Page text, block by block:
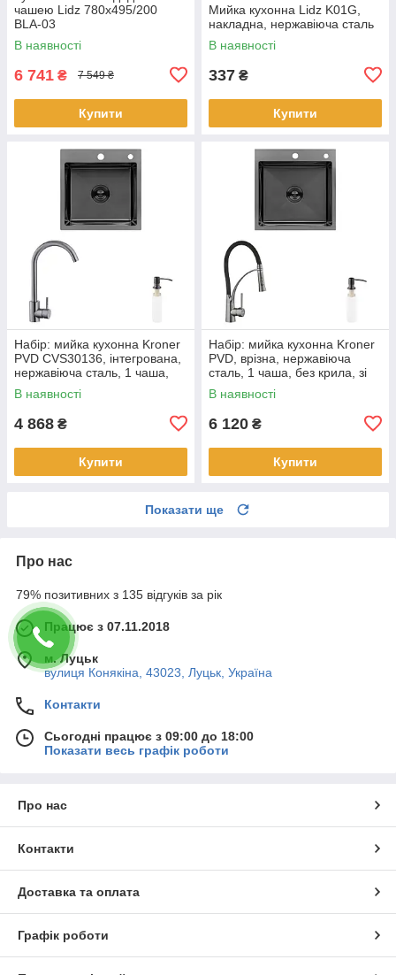
чашею Lidz 780x495/200
BLA-03
В наявності
6 741 ₴ 7 549 ₴
Купити
Мийка кухонна Lidz K01G,
накладна, нержавіюча сталь
В наявності
337 ₴
Купити
Набір: мийка кухонна Kroner
PVD CVS30136, інтегрована,
нержавіюча сталь, 1 чаша,
без крила, зі змішувачем
Edelstahl Klassisch
В наявності
4 868 ₴
Купити
Набір: мийка кухонна Kroner
PVD, врізна, нержавіюча
сталь, 1 чаша, без крила, зі
змішувачем Ersel
GRP03393BLK Spender
В наявності
6 120 ₴
Купити
Показати ще
Про нас
79% позитивних з 135 відгуків за рік
Працює з 07.11.2018
м. Луцьк
вулиця Конякіна, 43023, Луцьк, Україна
Контакти
Сьогодні працює з 09:00 до 18:00
Показати весь графік роботи
Про нас
Контакти
Доставка та оплата
Графік роботи